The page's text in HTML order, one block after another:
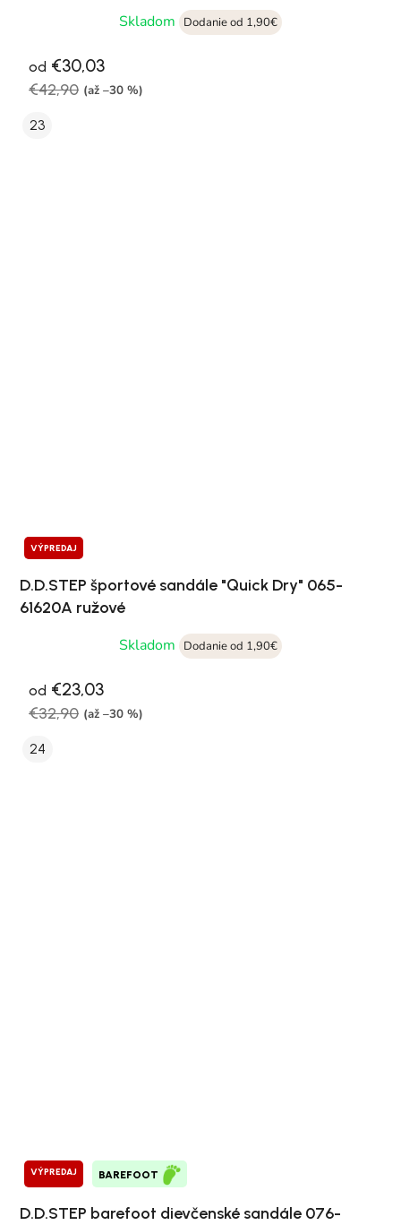
Skladom
Dodanie od 1,90€
od €30,03
€42,90 (až –30 %)
23
VÝPREDAJ
D.D.STEP športové sandále "Quick Dry" 065-
61620A ružové
Skladom
Dodanie od 1,90€
od €23,03
€32,90 (až –30 %)
24
VÝPREDAJ BAREFOOT
D.D.STEP barefoot dievčenské sandále 076-